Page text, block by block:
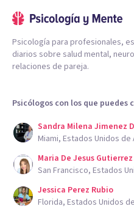
Psicología para profesionales,
diarios sobre salud mental,
relaciones de pareja.
Psicólogos con los que puedes
Sandra Milena Jimenez
Miami, Estados Unidos de
Maria De Jesus
San Francisco, Estados
Jessica Perez Rubio
Florida, Estados Unidos